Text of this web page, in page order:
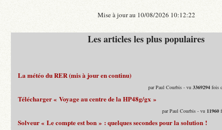
Mise à jour au 10/08/2026 10:12:22
Les articles les plus populaires
La météo du RER (mis à jour en continu)
par Paul Courbis - vu3369294 fois
Télécharger « Voyage au centre de la HP48g/gx »
par Paul Courbis - vu 11960
Solveur « Le compte est bon » : quelques secondes pour la solution !